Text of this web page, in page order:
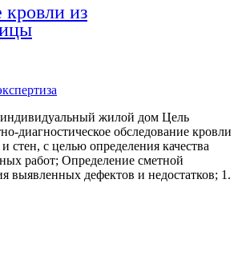
кровли из
жилой дом Цель
диагностическое обследование кровли
стен, с целью определения качества
работ; Определение сметной
выявленных дефектов и недостатков; 1.